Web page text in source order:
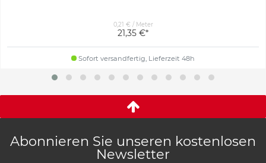
0,21 € / Meter
21,35 €*
Sofort versandfertig, Lieferzeit 48h
Abonnieren Sie unseren kostenlosen
Newsletter